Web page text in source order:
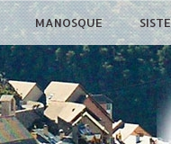
MANOSQUE